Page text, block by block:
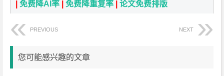
|免费降AI率 |免费降重复率 |论文免费排版
PREVIOUS NEXT
您可能感兴趣的文章